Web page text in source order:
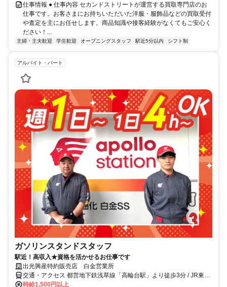
仕事情報 ● 仕事内容 セカンドストリートが運営する買取専門店のお
仕事です。お客さまにお持ちいただいた洋服・服飾品などの買取受付
や査定を主にお任せします。商品知識や接客経験がなくてもご安心く
ださい！...
主婦・主夫歓迎 学生歓迎 オープニングスタッフ 駅近5分以内 シフト制
アルバイト・パート
ガソリンスタンドスタッフ
駅近！高収入★資格を活かせるお仕事です
出光興産特約販売店 白金営業所
交通・アクセス 都営地下鉄浅草線「高輪台駅」より徒歩3分 / JR東日
本山手線、東急電鉄、都営浅草線「五反田駅」より徒歩11分
時給1,500円以上